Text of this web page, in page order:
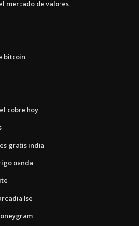
mercado de valores
bitcoin
cobre hoy
gratis india
oanda
lse